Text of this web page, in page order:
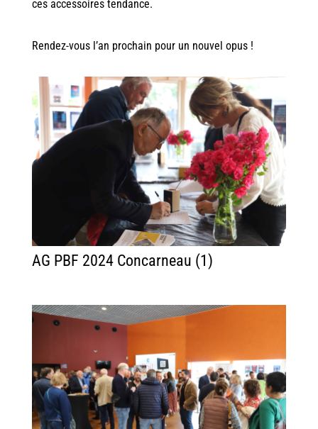
ces accessoires tendance.
Rendez-vous l’an prochain pour un nouvel opus !
AG PBF 2024 Concarneau (1)